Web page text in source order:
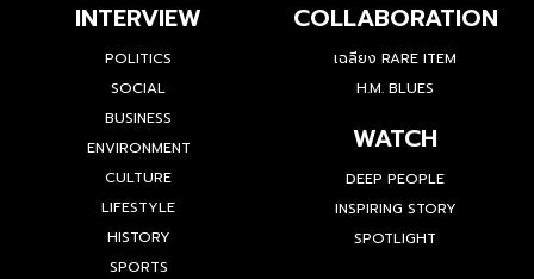
INTERVIEW
POLITICS
SOCIAL
BUSINESS
ENVIRONMENT
CULTURE
LIFESTYLE
HISTORY
SPORTS
COLLABORATION
เฉลียง RARE ITEM
H.M. BLUES
WATCH
DEEP PEOPLE
INSPIRING STORY
SPOTLIGHT